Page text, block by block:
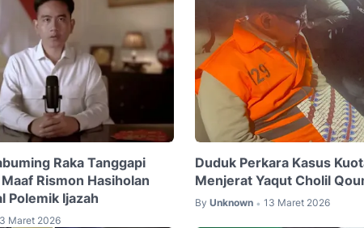
Raka Tanggapi
Rismon Hasiholan
Polemik Ijazah
Maret 2026
Duduk Perkara Kasus
Menjerat Yaqut Cholil
By Unknown • 13 Maret 2026